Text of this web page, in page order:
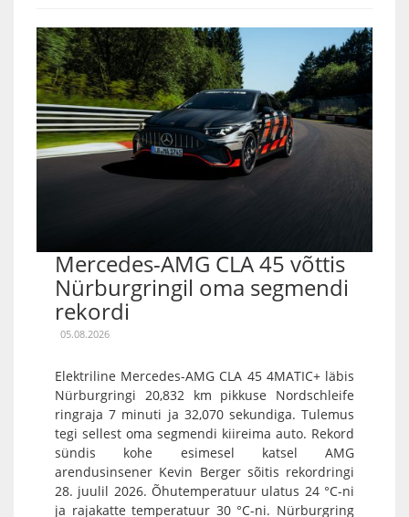
Mercedes-AMG CLA 45 võttis
Nürburgringil oma segmendi
rekordi
05.08.2026
Elektriline Mercedes-AMG CLA 45 4MATIC+ läbis
Nürburgringi 20,832 km pikkuse Nordschleife
ringraja 7 minuti ja 32,070 sekundiga. Tulemus
tegi sellest oma segmendi kiireima auto. Rekord
sündis kohe esimesel katsel AMG
arendusinsener Kevin Berger sõitis rekordringi
28. juulil 2026. Õhutemperatuur ulatus 24 °C-ni
ja rajakatte temperatuur 30 °C-ni. Nürburgring